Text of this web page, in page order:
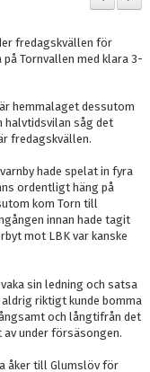
fredagskvällen för
Tornvallen med klara 3-
hemmalaget dessutom
halvtidsvilan såg det
fredagskvällen.
hade spelat in fyra
ordentligt häng på
kom Torn till
innan hade tagit
mot LBK var kanske
sin ledning och satsa
riktigt kunde bomma
och långtifrån det
av under försäsongen.
åker till Glumslöv för